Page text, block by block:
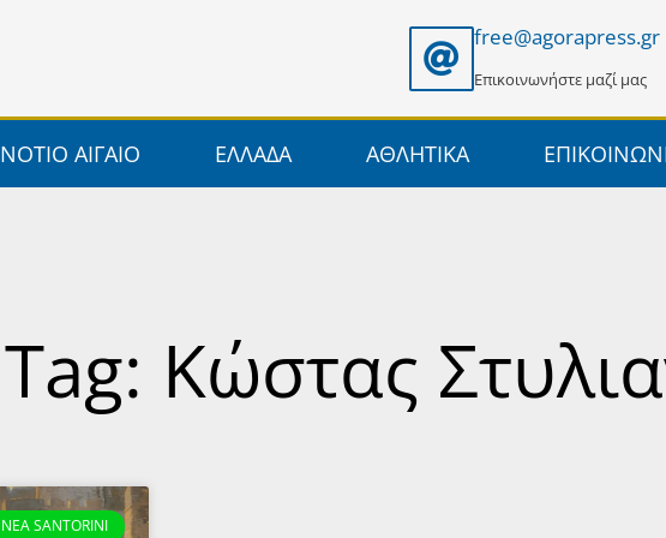
free@agorapress.gr
Επικοινωνήστε μαζί μας
ΝΟΤΙΟ ΑΙΓΑΙΟ ΕΛΛΑΔΑ ΑΘΛΗΤΙΚΑ
Tag: Κώστας
NEA SANTORINI